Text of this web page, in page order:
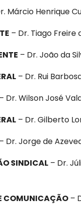
Estatuto
Diretoria
Vantagens
Márcio Henrique
– Dr. Tiago Freire
– Dr. João da
– Dr. Rui
– Dr. Wilson José
– Dr. Gilberto
– Dr. Jorge de
SINDICAL – Dr.
COMUNICAÇÃO –